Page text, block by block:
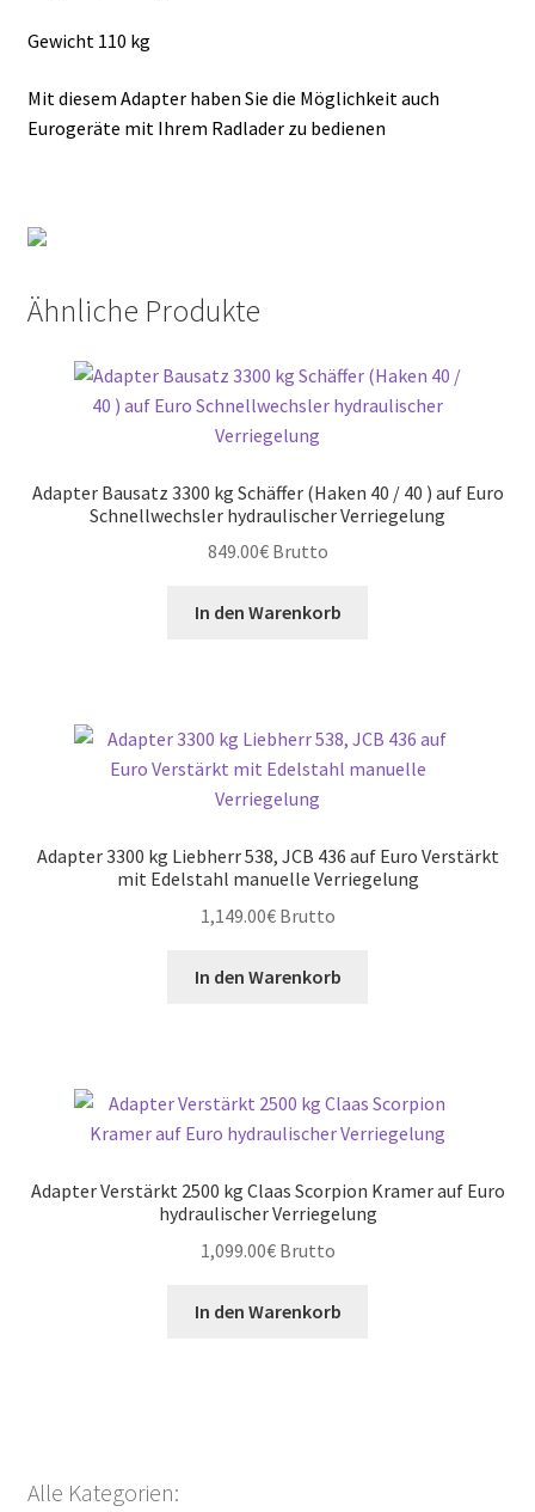
Gewicht 110 kg
Mit diesem Adapter haben Sie die Möglichkeit auch
Eurogeräte mit Ihrem Radlader zu bedienen
Ähnliche Produkte
Adapter Bausatz 3300 kg Schäffer (Haken 40 / 40 ) auf Euro
Schnellwechsler hydraulischer Verriegelung
849.00€Brutto
In den Warenkorb
Adapter 3300 kg Liebherr 538, JCB 436 auf Euro Verstärkt
mit Edelstahl manuelle Verriegelung
1,149.00€Brutto
In den Warenkorb
Adapter Verstärkt 2500 kg Claas Scorpion Kramer auf Euro
hydraulischer Verriegelung
1,099.00€Brutto
In den Warenkorb
Alle Kategorien: